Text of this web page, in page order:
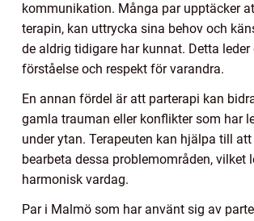
kommunikation. Många par upptäcker
terapin, kan uttrycka sina behov och
de aldrig tidigare har kunnat. Detta
förståelse och respekt för varandra.
En annan fördel är att parterapi kan
gamla trauman eller konflikter som har
under ytan. Terapeuten kan hjälpa till
bearbeta dessa problemområden, vilket
harmonisk vardag.
Par i Malmö som har använt sig av